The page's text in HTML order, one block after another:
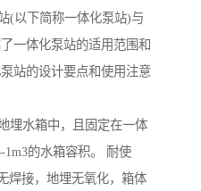
(以下简称一体化泵站)与
一体化泵站的适用范围和
站的设计要点和使用注意
埋水箱中，且固定在一体
1m3的水箱容积。 耐使
焊接，地埋无氧化，箱体